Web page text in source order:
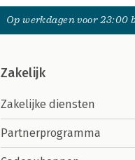
Op werkdagen voor 23:00
Zakelijk
Zakelijke diensten
Partnerprogramma